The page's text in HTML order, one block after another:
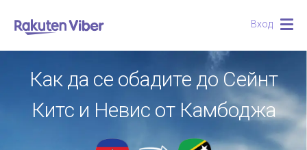
Вход
Как да се обадите до Сейнт
Китс и Невис от Камбоджа